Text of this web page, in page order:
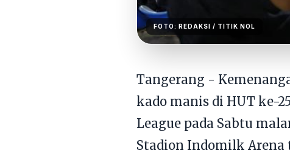
FOTO: REDAKSI / TITIK NOL
Tangerang -
kado manis di HUT ke-
League pada Sabtu
Stadion Indomilk